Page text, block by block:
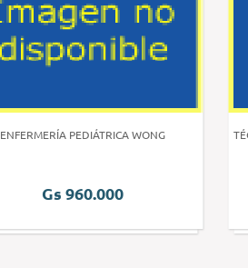
ENFERMERÍA PEDIÁTRICA WONG
Gs 960.000